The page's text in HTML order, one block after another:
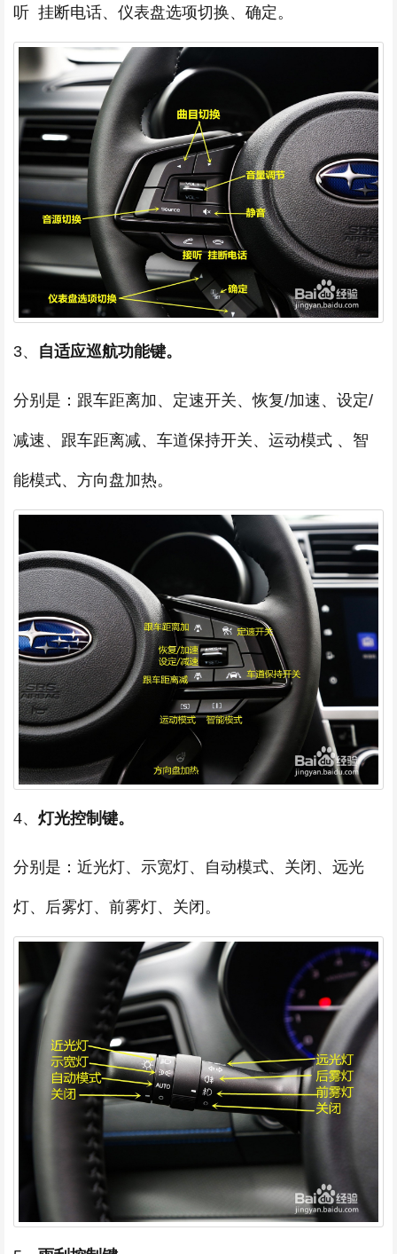
听 挂断电话、仪表盘选项切换、确定。
3、 自适应巡航功能键。
分别是：跟车距离加、定速开关、恢复/加速、设定/
减速、跟车距离减、车道保持开关、运动模式 、智
能模式、方向盘加热。
4、 灯光控制键。
分别是：近光灯、示宽灯、自动模式、关闭、远光
灯、后雾灯、前雾灯、关闭。